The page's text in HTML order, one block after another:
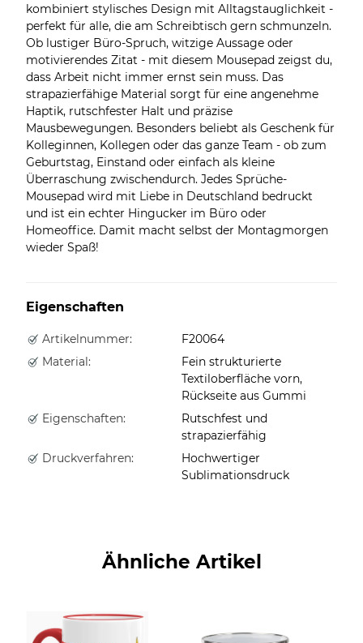
kombiniert stylisches Design mit Alltagstauglichkeit -
perfekt für alle, die am Schreibtisch gern schmunzeln.
Ob lustiger Büro-Spruch, witzige Aussage oder
motivierendes Zitat - mit diesem Mousepad zeigst du,
dass Arbeit nicht immer ernst sein muss. Das
strapazierfähige Material sorgt für eine angenehme
Haptik, rutschfester Halt und präzise
Mausbewegungen. Besonders beliebt als Geschenk für
Kolleginnen, Kollegen oder das ganze Team - ob zum
Geburtstag, Einstand oder einfach als kleine
Überraschung zwischendurch. Jedes Sprüche-
Mousepad wird mit Liebe in Deutschland bedruckt
und ist ein echter Hingucker im Büro oder
Homeoffice. Damit macht selbst der Montagmorgen
wieder Spaß!
Eigenschaften
Artikelnummer:
F20064
Material:
Fein strukturierte
Textiloberfläche vorn,
Rückseite aus Gummi
Eigenschaften:
Rutschfest und
strapazierfähig
Druckverfahren:
Hochwertiger
Sublimationsdruck
Ähnliche Artikel